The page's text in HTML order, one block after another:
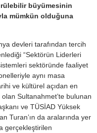
büyümesinin
mümkün olduğuna
devleri tarafından tercih
“Sektörün Liderleri
sektöründe faaliyet
aynı masa
ve kültürel açıdan en
Sultanahmet’te bulunan
ve TÜSİAD Yüksek
Turan’ın da aralarında yer
gerçekleştirilen